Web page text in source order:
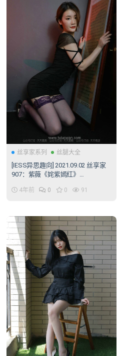
丝享家系列 丝腿大全
[IESS异思趣向] 2021.09.02 丝享家
907：紫薇《姹紫嫣红》
4年前 0 0 91